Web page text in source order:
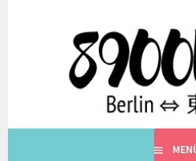
8900KM.
EINE BERLINERIN IN JAPAN.